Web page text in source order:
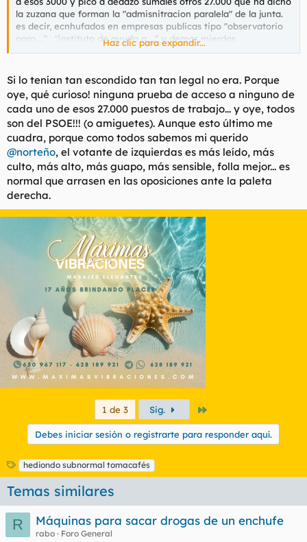
la zuzana que forman la "admisnitracion paralela" de la junta.
es decir, ecnhufados en empresas publicas tipo "observatorio
para...." , "instituto de ayuda a...." y demas mierdas
subvencionadas.
total, 30.000 tios que tenia la zuzanita puestos por sus putos
cojones morenos cobrando sueldos de 40.000 para arriba por
HACER NADA. tocatela polla.
y tiene que venir desatranques a explicarnos que.... que es un
robo legal?? eso ya lo sabemos, . pero no deja de ser un robo y
una verguenza
y lod e legal esta por ver, porque supongo que habra un limite
establedcido para estas cosas. que la ley te permita elegir
ciertosd cargos de confianza a dedo no tiene que ver pàra que
esa misma ley establezca unos limites de los mismos. vamos, y
si no es asi vaya puta mierda de ley, si puedes meter a dedazo
al numero de retrasados mentales que te salga de los putos
cojones
Haz clic para expandir...
Si lo tenían tan escondido tan tan legal no era. Porque
oye, qué curioso! ninguna prueba de acceso a ninguno de
cada uno de esos 27.000 puestos de trabajo... y oye, todos
son del PSOE!!! (o amiguetes). Aunque esto último me
cuadra, porque como todos sabemos mi querido
@norteño, el votante de izquierdas es más leído, más
culto, más alto, más guapo, más sensible, folla mejor... es
normal que arrasen en las oposiciones ante la paleta
derecha.
1 de 3 Sig.
Debes iniciar sesión o registrarte para responder aquí.
E
t
i
u
e
t
hediondo subnormal tomacafés
Temas similares
R
Máquinas para sacar drogas de un enchufe
rabo
Foro General